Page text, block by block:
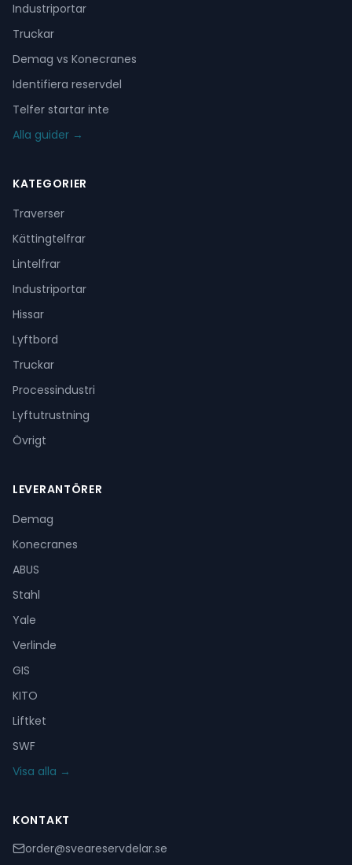
Industriportar
Truckar
Demag vs Konecranes
Identifiera reservdel
Telfer startar inte
Alla guider →
KATEGORIER
Traverser
Kättingtelfrar
Lintelfrar
Industriportar
Hissar
Lyftbord
Truckar
Processindustri
Lyftutrustning
Övrigt
LEVERANTÖRER
Demag
Konecranes
ABUS
Stahl
Yale
Verlinde
GIS
KITO
Liftket
SWF
Visa alla →
KONTAKT
order@sveareservdelar.se